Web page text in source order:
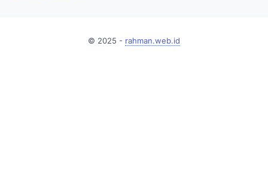
© 2025 - rahman.web.id